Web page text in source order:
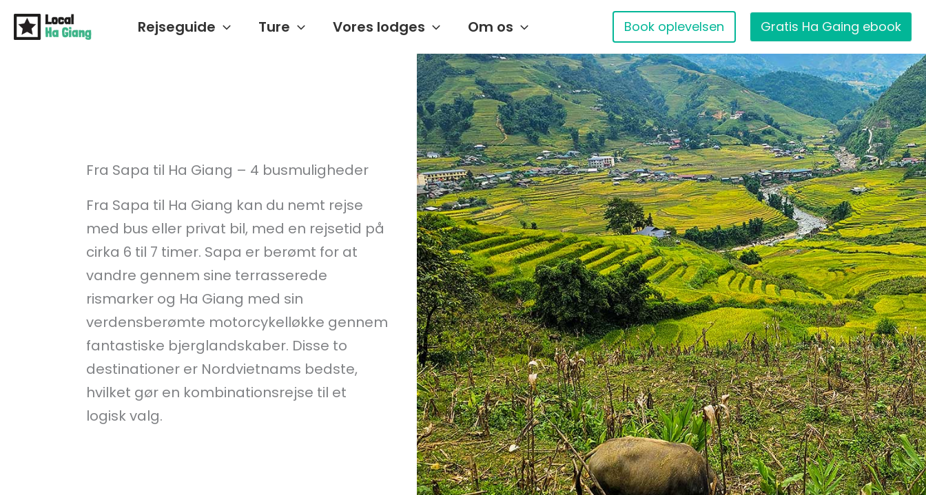
Gå
Rejseguide Ture Vores lodges Om os Book oplevelsen Gratis Ha Gaing ebook
Fra Sapa til Ha Giang – 4 busmuligheder
Fra Sapa til Ha Giang kan du nemt rejse
med bus eller privat bil, med en rejsetid på
cirka 6 til 7 timer. Sapa er berømt for at
vandre gennem sine terrasserede
rismarker og Ha Giang med sin
verdensberømte motorcykelløkke gennem
fantastiske bjerglandskaber. Disse to
destinationer er Nordvietnams bedste,
hvilket gør en kombinationsrejse til et
logisk valg.